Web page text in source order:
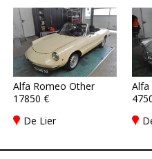
Alfa Romeo Other
17850 €
De Lier
Alfa